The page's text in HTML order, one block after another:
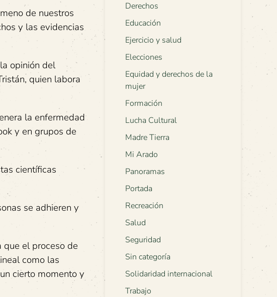
de nuestros
y las evidencias
opinión del
quien labora
la enfermedad
y en grupos de
científicas
se adhieren y
que el proceso de
como las
cierto momento y
Derechos
Educación
Ejercicio y salud
Elecciones
Equidad y derechos de la
mujer
Formación
Lucha Cultural
Madre Tierra
Mi Arado
Panoramas
Portada
Recreación
Salud
Seguridad
Sin categoría
Solidaridad internacional
Trabajo